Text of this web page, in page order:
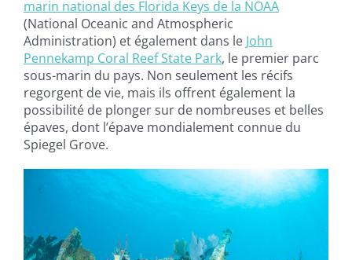
marin national des Florida Keys de la NOAA
(National Oceanic and Atmospheric
Administration) et également dans le John
Pennekamp Coral Reef State Park, le premier parc
sous-marin du pays. Non seulement les récifs
regorgent de vie, mais ils offrent également la
possibilité de plonger sur de nombreuses et belles
épaves, dont l’épave mondialement connue du
Spiegel Grove.